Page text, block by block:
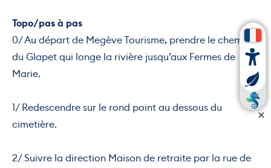
Topo/pas à pas
0/ Au départ de Megève Tourisme, prendre le chemin
du Glapet qui longe la rivière jusqu’aux Fermes de
Marie.
1/ Redescendre sur le rond point au dessous du
cimetière.
2/ Suivre la direction Maison de retraite par la rue de